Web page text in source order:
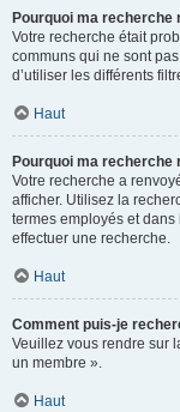
Pourquoi ma recherche
Votre recherche était
communs qui ne sont
d’utiliser les différents
Haut
Pourquoi ma recherche
Votre recherche a
afficher. Utilisez la
termes employés et
effectuer une recherche.
Haut
Comment puis-je
Veuillez vous rendre sur
un membre ».
Haut